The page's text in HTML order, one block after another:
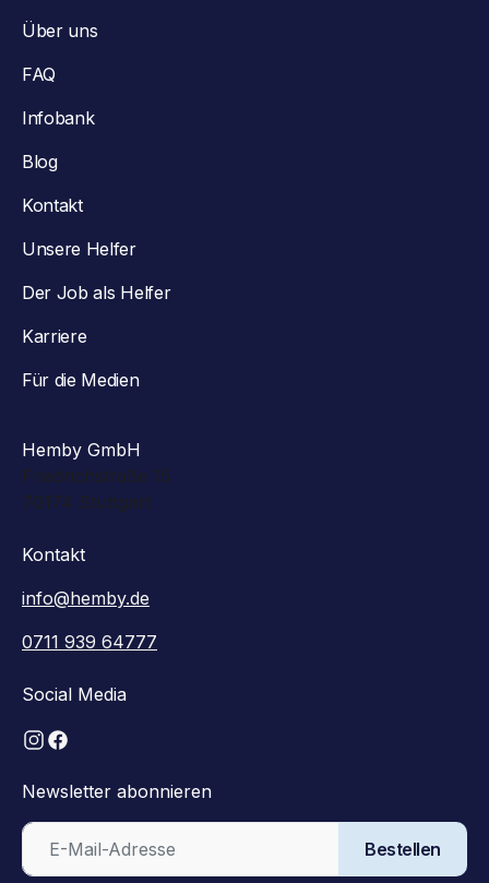
Über uns
FAQ
Infobank
Blog
Kontakt
Unsere Helfer
Der Job als Helfer
Karriere
Für die Medien
Hemby GmbH
Friedrichstraße 15
70174 Stuttgart
Kontakt
info@hemby.de
0711 939 64777
Social Media
Newsletter abonnieren
Bestellen